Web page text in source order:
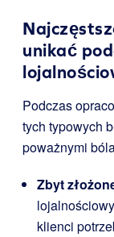
unikać
Podczas
tych typowych
poważnymi
Zbyt
klienci